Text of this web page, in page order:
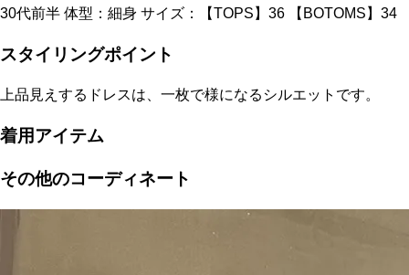
30代前半 体型：細身 サイズ：【TOPS】36 【BOTOMS】34
スタイリングポイント
上品見えするドレスは、一枚で様になるシルエットです。
着用アイテム
その他のコーディネート